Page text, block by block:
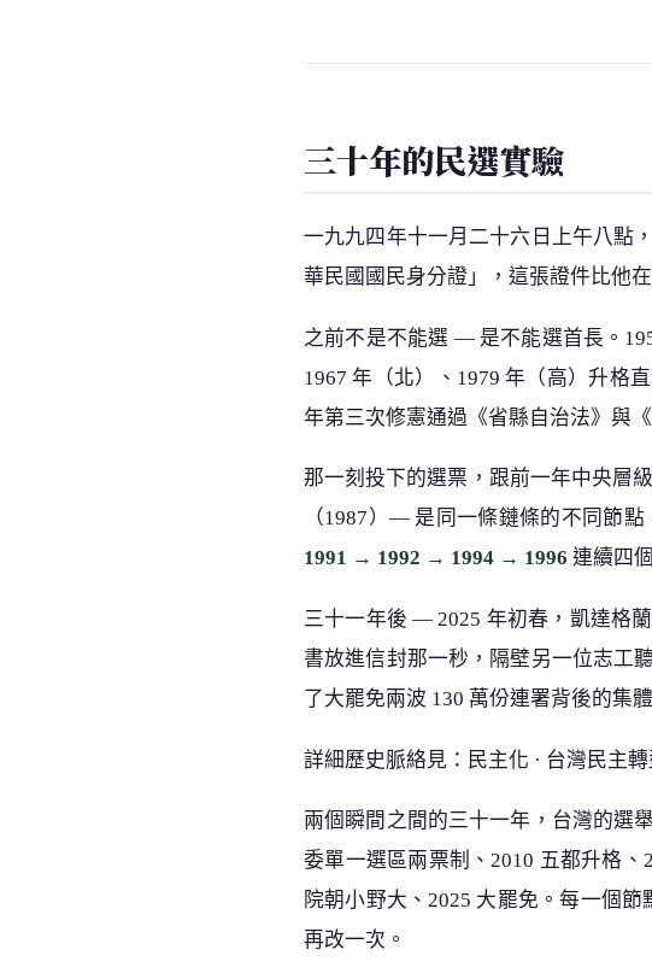
三十年的民選實驗
一九九四年十一月二十六日上午八點
華民國國民身分證」，這張證件比他
之前不是不能選 — 是不能選首長。
1967 年（北）、1979 年（高）升格
年第三次修憲通過《省縣自治法》與
那一刻投下的選票，跟前一年中央層
（1987）— 是同一條鏈條的不同節
1991 → 1992 → 1994 → 1996 連續四
三十一年後 — 2025 年初春，凱達格
書放進信封那一秒，隔壁另一位志工
了大罷免兩波 130 萬份連署背後的集
詳細歷史脈絡見：民主化 · 台灣民主
兩個瞬間之間的三十一年，台灣的選
委單一選區兩票制、2010 五都升格
院朝小野大、2025 大罷免。每一個
再改一次。